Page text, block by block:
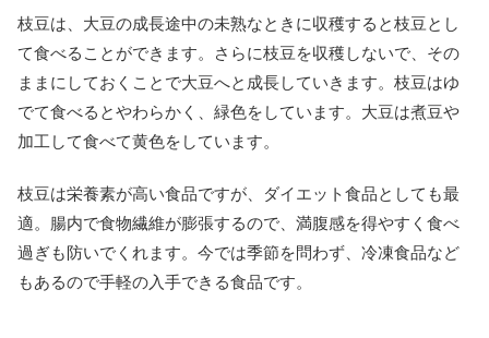
枝豆は、大豆の成長途中の未熟なときに収穫すると枝豆とし
て食べることができます。さらに枝豆を収穫しないで、その
ままにしておくことで大豆へと成長していきます。枝豆はゆ
でて食べるとやわらかく、緑色をしています。大豆は煮豆や
加工して食べて黄色をしています。
枝豆は栄養素が高い食品ですが、ダイエット食品としても最
適。腸内で食物繊維が膨張するので、満腹感を得やすく食べ
過ぎも防いでくれます。今では季節を問わず、冷凍食品など
もあるので手軽の入手できる食品です。